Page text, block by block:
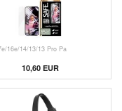
16e/14/13/13 Pro Pa
10,60 EUR